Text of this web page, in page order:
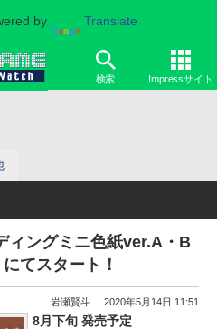
by Translate
検索 Impressサイト
ィングミニ色紙ver.A・B
てスタート！
岩瀬賢斗 2020年5月14日 11:51
8月下旬 発売予定